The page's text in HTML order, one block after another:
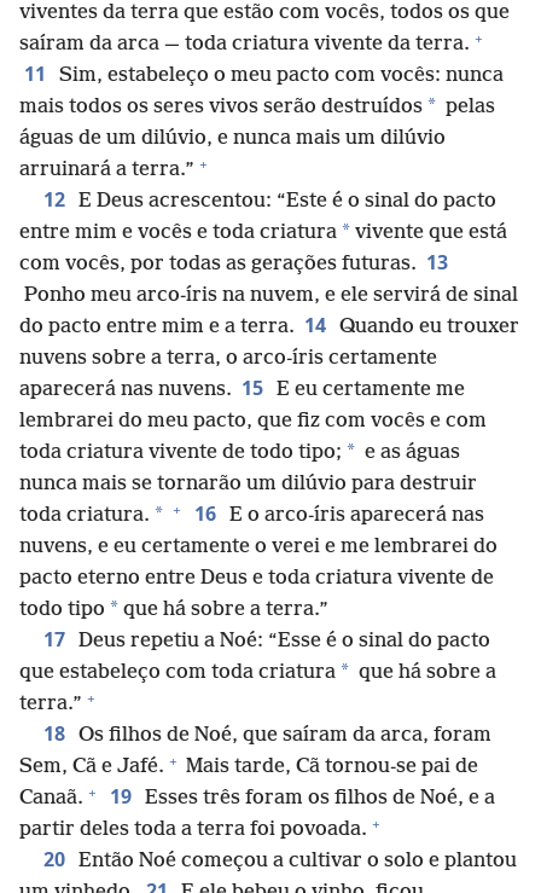
viventes da terra que estão com vocês, todos os que
saíram da arca — toda criatura vivente da terra. +
11
Sim, estabeleço o meu pacto com vocês: nunca
mais todos os seres vivos serão destruídos * pelas
águas de um dilúvio, e nunca mais um dilúvio
arruinará a terra.” +
12 E Deus acrescentou: “Este é o sinal do pacto
entre mim e vocês e toda criatura * vivente que está
com vocês, por todas as gerações futuras. 13
Ponho meu arco-íris na nuvem, e ele servirá de sinal
do pacto entre mim e a terra. 14 Quando eu trouxer
nuvens sobre a terra, o arco-íris certamente
aparecerá nas nuvens. 15 E eu certamente me
lembrarei do meu pacto, que fiz com vocês e com
toda criatura vivente de todo tipo; * e as águas
nunca mais se tornarão um dilúvio para destruir
toda criatura. * + 16 E o arco-íris aparecerá nas
nuvens, e eu certamente o verei e me lembrarei do
pacto eterno entre Deus e toda criatura vivente de
todo tipo * que há sobre a terra.”
17 Deus repetiu a Noé: “Esse é o sinal do pacto
que estabeleço com toda criatura * que há sobre a
terra.” +
18 Os filhos de Noé, que saíram da arca, foram
Sem, Cã e Jafé. + Mais tarde, Cã tornou-se pai de
Canaã. + 19 Esses três foram os filhos de Noé, e a
partir deles toda a terra foi povoada. +
20 Então Noé começou a cultivar o solo e plantou